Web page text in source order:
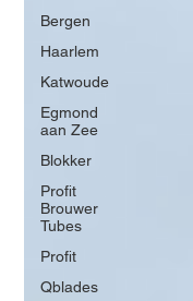
Bergen
Haarlem
Katwoude
Egmond
aan Zee
Blokker
Profit
Brouwer
Tubes
Profit
Qblades